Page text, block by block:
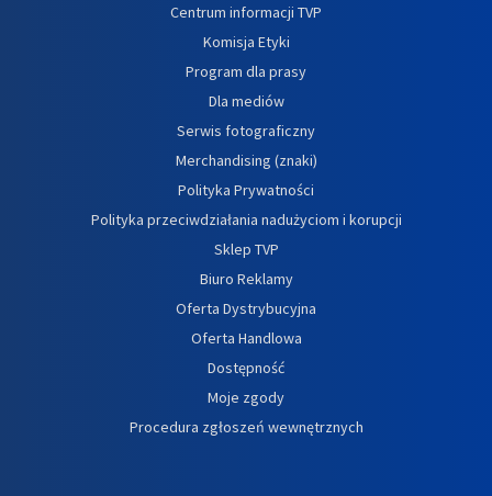
Centrum informacji TVP
Komisja Etyki
Program dla prasy
Dla mediów
Serwis fotograficzny
Merchandising (znaki)
Polityka Prywatności
Polityka przeciwdziałania nadużyciom i korupcji
Sklep TVP
Biuro Reklamy
Oferta Dystrybucyjna
Oferta Handlowa
Dostępność
Moje zgody
Procedura zgłoszeń wewnętrznych